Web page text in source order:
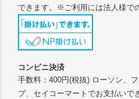
できます。※ご利用には法人様で
コンビニ決済
手数料：400円(税抜) ローソン、
プ、セイコーマートでお支払いで